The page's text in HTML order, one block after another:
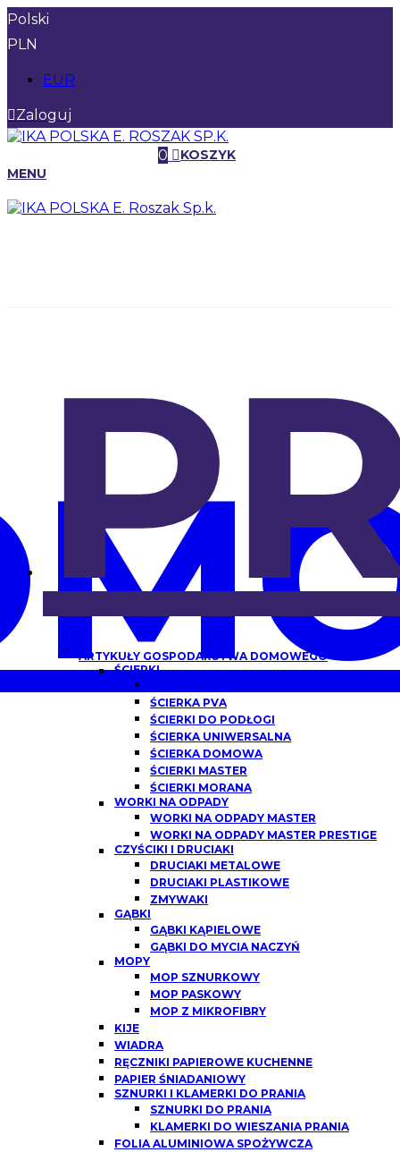
Polski
PLN
EUR
Zaloguj
0
KOSZYK
MENU
ARTYKUŁY GOSPODARSTWA DOMOWEGO
ŚCIERKI
ŚCIERKA PVA
ŚCIERKI DO PODŁOGI
ŚCIERKA UNIWERSALNA
ŚCIERKA DOMOWA
ŚCIERKI MASTER
ŚCIERKI MORANA
WORKI NA ODPADY
WORKI NA ODPADY MASTER
WORKI NA ODPADY MASTER PRESTIGE
CZYŚCIKI I DRUCIAKI
DRUCIAKI METALOWE
DRUCIAKI PLASTIKOWE
ZMYWAKI
GĄBKI
GĄBKI KĄPIELOWE
GĄBKI DO MYCIA NACZYŃ
MOPY
MOP SZNURKOWY
MOP PASKOWY
MOP Z MIKROFIBRY
KIJE
WIADRA
RĘCZNIKI PAPIEROWE KUCHENNE
PAPIER ŚNIADANIOWY
SZNURKI I KLAMERKI DO PRANIA
SZNURKI DO PRANIA
KLAMERKI DO WIESZANIA PRANIA
FOLIA ALUMINIOWA SPOŻYWCZA